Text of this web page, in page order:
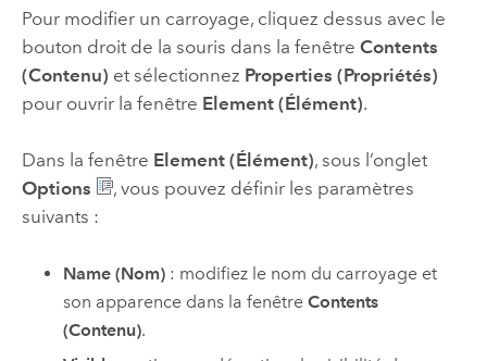
Pour modifier un carroyage, cliquez dessus avec le
bouton droit de la souris dans la fenêtre Contents
(Contenu) et sélectionnez Properties (Propriétés)
pour ouvrir la fenêtre Element (Élément).
Dans la fenêtre Element (Élément), sous l’onglet
Options
, vous pouvez définir les paramètres
suivants :
Name (Nom) : modifiez le nom du carroyage et
son apparence dans la fenêtreContents
(Contenu).